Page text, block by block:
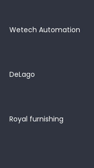
Wetech Automation
DeLago
Royal furnishing